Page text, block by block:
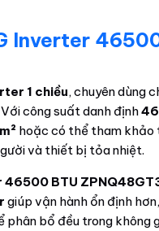
Inverter
1 chiều, chuyên dùng
công suất danh định
hoặc có thể tham khảo
và thiết bị tỏa nhiệt.
46500 BTU
giúp vận hành ổn định hơn,
phân bổ đều trong không